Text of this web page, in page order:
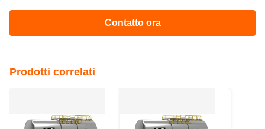
Contatto ora
Prodotti correlati